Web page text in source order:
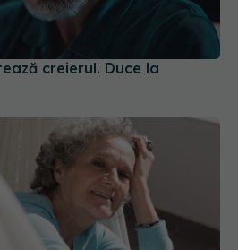
creierul. Duce la